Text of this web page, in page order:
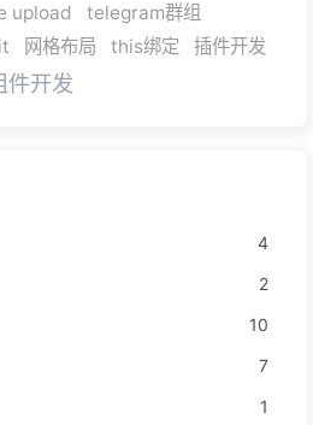
upload
telegram群组
网格布局 this绑定
插件开发
件开发
4
2
10
7
1